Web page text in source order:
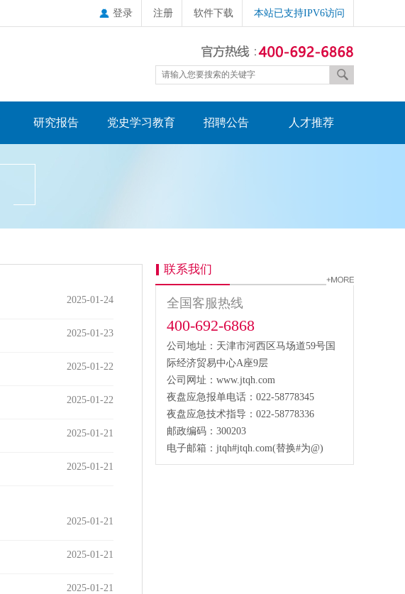
登录 注册 软件下载 本站已支持IPV6访问
研究报告 党史学习教育 招聘公告 人才推荐
2025-01-24
2025-01-23
2025-01-22
2025-01-22
2025-01-21
2025-01-21
2025-01-21
2025-01-21
2025-01-21
联系我们
全国客服热线
400-692-6868
公司地址：天津市河西区马场道59号国
际经济贸易中心A座9层
公司网址：www.jtqh.com
夜盘应急报单电话：022-58778345
夜盘应急技术指导：022-58778336
邮政编码：300203
电子邮箱：jtqh#jtqh.com(替换#为@)